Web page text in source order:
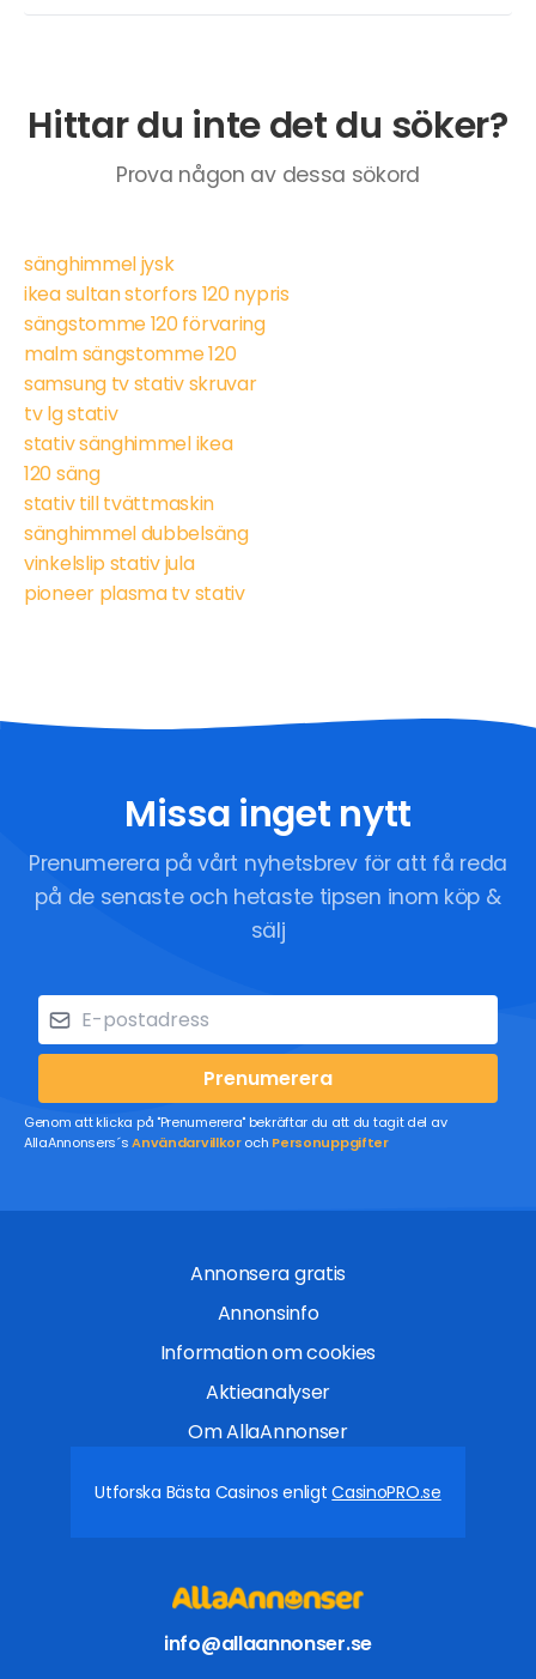
Hittar du inte det du söker?
Prova någon av dessa sökord
sänghimmel jysk
ikea sultan storfors 120 nypris
sängstomme 120 förvaring
malm sängstomme 120
samsung tv stativ skruvar
tv lg stativ
stativ sänghimmel ikea
120 säng
stativ till tvättmaskin
sänghimmel dubbelsäng
vinkelslip stativ jula
pioneer plasma tv stativ
Missa inget nytt
Prenumerera på vårt nyhetsbrev för att få reda
på de senaste och hetaste tipsen inom köp &
sälj
Prenumerera
Genom att klicka på "Prenumerera" bekräftar du att du tagit del av
AllaAnnonsers´sAnvändarvillkoroch Personuppgifter
Annonsera gratis
Annonsinfo
Information om cookies
Aktieanalyser
Om AllaAnnonser
Utforska Bästa Casinos enligtCasinoPRO.se
info@allaannonser.se